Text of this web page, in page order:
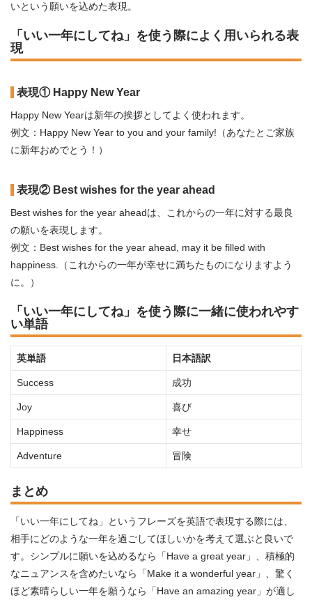
いという願いを込めた表現。
「いい一年にしてね」を使う際によく用いられる表
現
表現① Happy New Year
Happy New Yearは新年の挨拶としてよく使われます。
例文：Happy New Year to you and your family!（あなたとご家族
に新年おめでとう！）
表現② Best wishes for the year ahead
Best wishes for the year aheadは、これからの一年に対する最良
の願いを表現します。
例文：Best wishes for the year ahead, may it be filled with
happiness.（これからの一年が幸せに満ちたものになりますよう
に。）
「いい一年にしてね」を使う際に一緒に使われやす
い単語
英単語 日本語訳
Success 成功
Joy 喜び
Happiness 幸せ
Adventure 冒険
まとめ
「いい一年にしてね」というフレーズを英語で表現する際には、
相手にどのような一年を過ごしてほしいかを考えて選ぶと良いで
す。シンプルに願いを込めるなら「Have a great year」、積極的
なニュアンスを含めたいなら「Make it a wonderful year」、驚く
ほど素晴らしい一年を願うなら「Have an amazing year」が適し